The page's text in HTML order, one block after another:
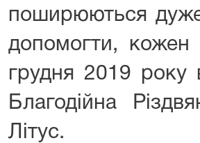
поширюються
допомогти,
грудня 2019 року
Благодійна
Літус.